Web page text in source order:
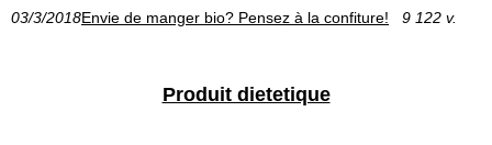
03/3/2018Envie de manger bio? Pensez à la confiture! 9 122 v.
Produit dietetique